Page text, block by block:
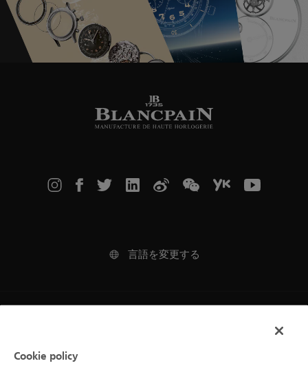
言語を変更する
Cookie policy